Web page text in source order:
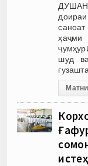
ҳаҷми
шуд